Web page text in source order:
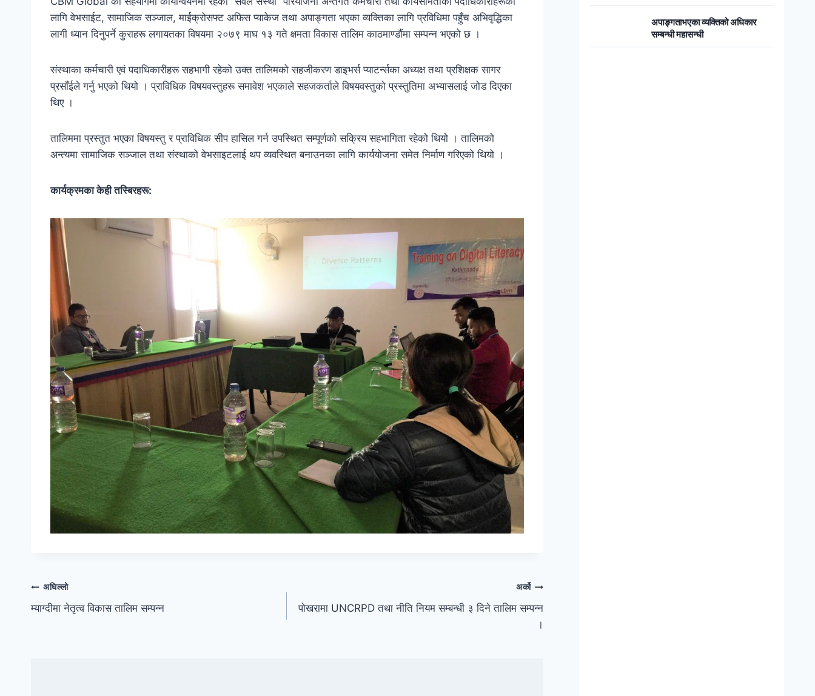
लागि वेभसाईट, सामाजिक सञ्जाल, माईक्रोसफ्ट अफिस प्याकेज तथा अपाङ्गता भएका व्यक्तिका लागि प्रविधिमा पहुँच अभिवृद्धिका
लागी ध्यान दिनुपर्ने कुराहरू लगायतका विषयमा २०७९ माघ १३ गते क्षमता विकास तालिम काठमाण्डौंमा सम्पन्न भएको छ ।
संस्थाका कर्मचारी एवं पदाधिकारीहरू सहभागी रहेको उक्त तालिमको सहजीकरण डाइभर्स प्याटर्न्सका अध्यक्ष तथा प्रशिक्षक सागर
प्रसाँईले गर्नु भएकोथियो । प्राविधिक विषयवस्तुहरू समावेश भएकाले सहजकर्ताले विषयवस्तुको प्रस्तुतिमा अभ्यासलाई जोड दिएका
थिए ।
तालिममा प्रस्तुत भएका विषयस्तु र प्राविधिक सीप हासिल गर्न उपस्थित सम्पूर्णको सक्रिय सहभागिता रहेको थियो । तालिमको
अन्त्यमा सामाजिक सञ्जाल तथा संस्थाको वेभसाइटलाई थप व्यवस्थित बनाउनका लागि कार्ययोजना समेत निर्माण गरिएको थियो ।
कार्यक्रमका केही तस्बिरहरू:
पोस्टको
नेभिगेसन
अघिल्लो
म्याग्दीमा नेतृत्व विकास तालिम सम्पन्न
अर्को
पोखरामा UNCRPD तथा नीति नियम सम्बन्धी ३ दिने तालिम सम्पन्न
।
अपाङ्गताभएका व्यक्तिको अधिकार
सम्बन्धी महासन्धी